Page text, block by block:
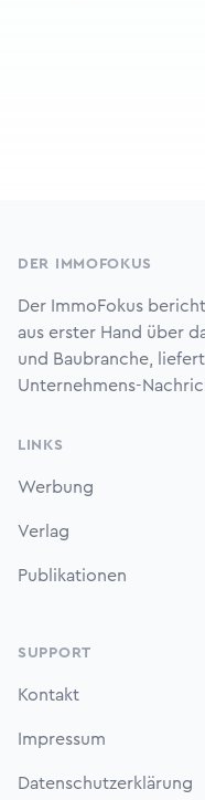
DER IMMOFOKUS
Der ImmoFokus
aus erster Hand über
und Baubranche,
Unternehmens-
LINKS
Werbung
Verlag
Publikationen
SUPPORT
Kontakt
Impressum
Datenschutzerklärung